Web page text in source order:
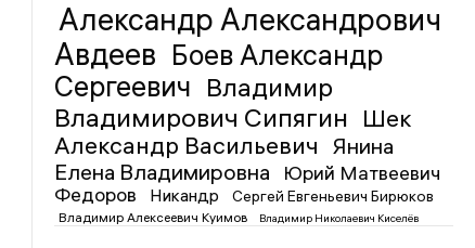
Александр Александрович
Авдеев Боев Александр
Сергеевич Владимир
Владимирович Сипягин Шек
Александр Васильевич
Янина
Елена Владимировна
Юрий Матвеевич
Федоров
Никандр Сергей Евгеньевич Бирюков
Владимир Алексеевич Куимов Владимир Николаевич Киселёв